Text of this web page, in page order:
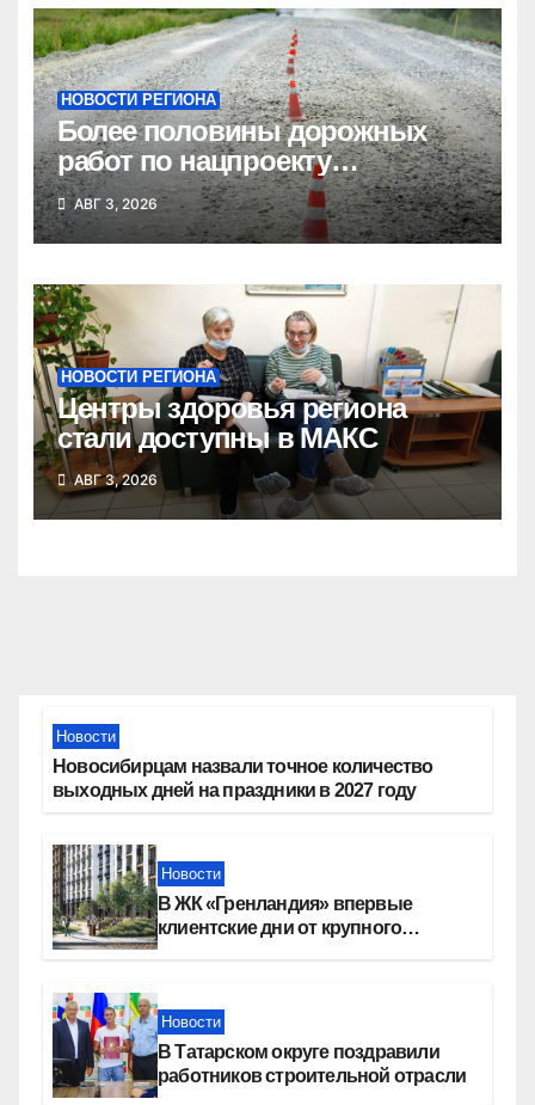
НОВОСТИ РЕГИОНА
Более половины дорожных
работ по нацпроекту
выполнено в Новосибирской
области
АВГ 3, 2026
НОВОСТИ РЕГИОНА
Центры здоровья региона
стали доступны в МАКС
АВГ 3, 2026
Новости
Новосибирцам назвали точное количество
выходных дней на праздники в 2027 году
Новости
В ЖК «Гренландия» впервые
клиентские дни от крупного
Новости
В Татарском округе поздравили
работников строительной отрасли